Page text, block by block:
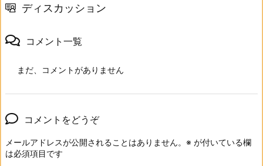
ディスカッション
コメント一覧
まだ、コメントがありません
コメントをどうぞ
メールアドレスが公開されることはありません。 ※ が付いている欄
は必須項目です